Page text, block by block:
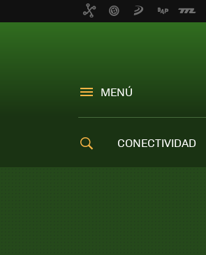
MENÚ
CONECTIVIDAD